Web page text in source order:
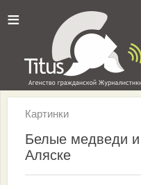
≡
Картинки
Белые медведи и
Аляске